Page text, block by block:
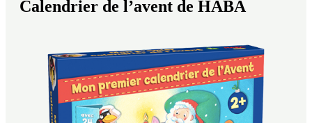
Calendrier de l’avent de HABA